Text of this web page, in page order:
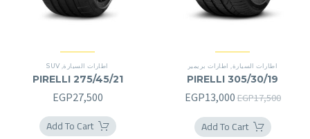
اطارات السيارة, اطارات بريمير
PIRELLI 305/30/19
EGP17,500
السعر
الأصلي
هو:
EGP13,000
Add To Cart
اطارات السيارة,
SUV
PIRELLI 275/45/21
EGP27,500
Add To Cart